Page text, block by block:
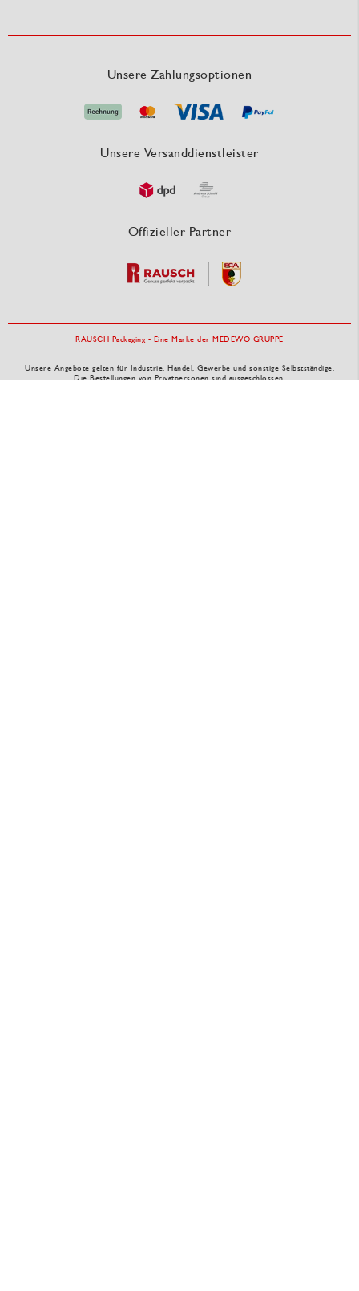
Unsere Zahlungsoptionen
Unsere Versanddienstleister
Offizieller Partner
RAUSCH Packaging - Eine Marke der MEDEWO GRUPPE
Unsere Angebote gelten für Industrie, Handel, Gewerbe und sonstige Selbstständige.
Die Bestellungen von Privatpersonen sind ausgeschlossen.